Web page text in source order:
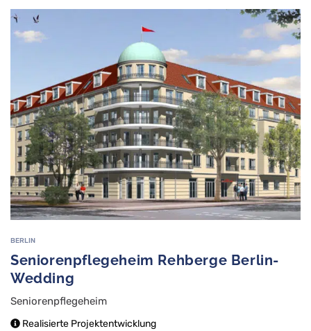
BERLIN
Seniorenpflegeheim Rehberge Berlin-
Wedding
Seniorenpflegeheim
Realisierte Projektentwicklung